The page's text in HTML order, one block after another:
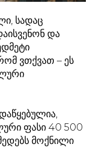
სადაც
და
ვთქვათ – ეს
ფასი 40 500
მოქნილი